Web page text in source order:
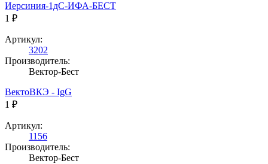
Иерсиния-1дС-ИФА-БЕСТ
1 ₽
Артикул:
3202
Производитель:
Вектор-Бест
ВектоВКЭ - IgG
1 ₽
Артикул:
1156
Производитель:
Вектор-Бест